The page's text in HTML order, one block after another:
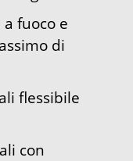
fuoco e
di
flessibile
con